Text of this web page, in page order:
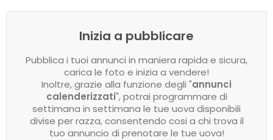
Inizia a pubblicare
Pubblica i tuoi annunci in maniera rapida e sicura,
carica le foto e inizia a vendere!
Inoltre, grazie alla funzione degli "annunci
calenderizzati", potrai programmare di
settimana in settimana le tue uova disponibili
divise per razza, consentendo cosi a chi trova il
tuo annuncio di prenotare le tue uova!